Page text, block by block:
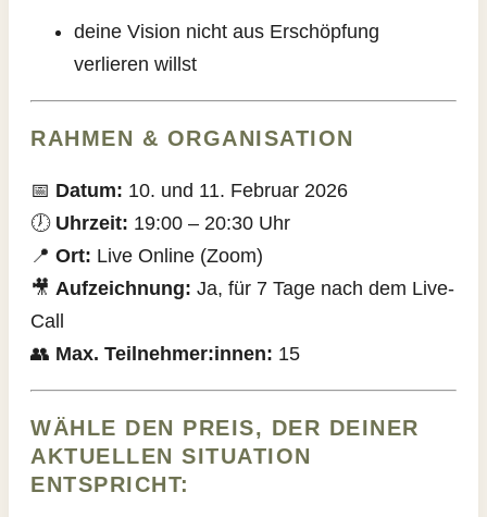
deine Vision nicht aus Erschöpfung
verlieren willst
RAHMEN & ORGANISATION
📅 Datum: 10. und 11. Februar 2026
🕖 Uhrzeit: 19:00 – 20:30 Uhr
📍 Ort: Live Online (Zoom)
🎥 Aufzeichnung: Ja, für 7 Tage nach dem Live-
Call
👥 Max. Teilnehmer:innen: 15
WÄHLE DEN PREIS, DER DEINER
AKTUELLEN SITUATION
ENTSPRICHT: